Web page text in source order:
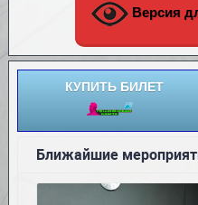
Версия
КУПИТЬ БИЛЕТ